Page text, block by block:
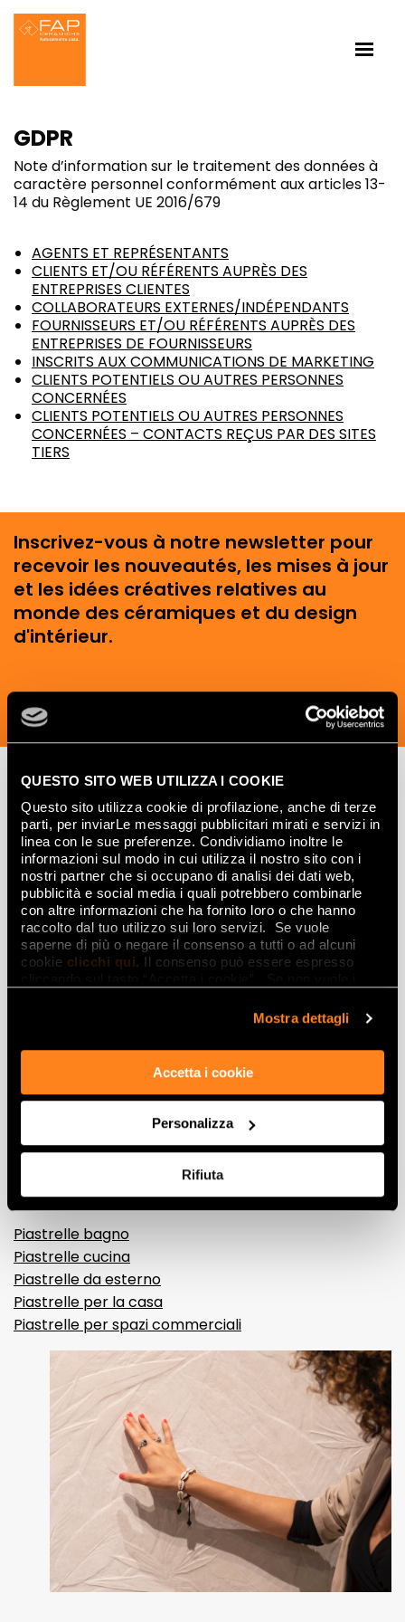
QUESTO SITO WEB UTILIZZA I COOKIE
Questo sito utilizza cookie di profilazione, anche di terze
parti, per inviarLe messaggi pubblicitari mirati e servizi in
linea con le sue preferenze. Condividiamo inoltre le
informazioni sul modo in cui utilizza il nostro sito con i
nostri partner che si occupano di analisi dei dati web,
pubblicità e social media i quali potrebbero combinarle
con altre informazioni che ha fornito loro o che hanno
raccolto dal tuo utilizzo sui loro servizi. Se vuole
saperne di più o negare il consenso a tutti o ad alcuni
cookie clicchi qui. Il consenso può essere espresso
Mostra dettagli
Accetta i cookie
Personalizza
Rifiuta
GDPR
Note d’information sur le traitement des données à
caractère personnel conformément aux articles 13-
14 du Règlement UE 2016/679
AGENTS ET REPRÉSENTANTS
CLIENTS ET/OU RÉFÉRENTS AUPRÈS DES
ENTREPRISES CLIENTES
COLLABORATEURS EXTERNES/INDÉPENDANTS
FOURNISSEURS ET/OU RÉFÉRENTS AUPRÈS DES
ENTREPRISES DE FOURNISSEURS
INSCRITS AUX COMMUNICATIONS DE MARKETING
CLIENTS POTENTIELS OU AUTRES PERSONNES
CONCERNÉES
CLIENTS POTENTIELS OU AUTRES PERSONNES
CONCERNÉES – CONTACTS REÇUS PAR DES SITES
TIERS
Inscrivez-vous à notre newsletter pour
recevoir les nouveautés, les mises à jour
et les idées créatives relatives au
monde des céramiques et du design
d'intérieur.
SOUSCRIVEZ MAINTENANT
Lasciati
ispirare
da ambienti
ed effetti
Effetti
Gres porcellanato effetto marmo
Piastrelle decorative
Piastrelle effetto brick
Piastrelle effetto metallo
Ambienti
Piastrelle bagno
Piastrelle cucina
Piastrelle da esterno
Piastrelle per la casa
Piastrelle per spazi commerciali